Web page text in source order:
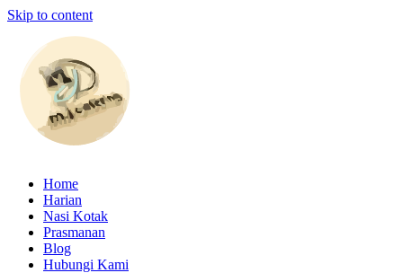
Skip to content
Home
Harian
Nasi Kotak
Prasmanan
Blog
Hubungi Kami